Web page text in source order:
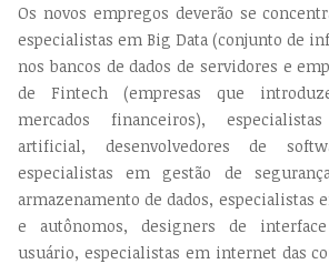
Os novos empregos deverão se
especialistas em Big Data (conjunto de
nos bancos de dados de servidores e
de Fintech (empresas que
mercados financeiros),
artificial, desenvolvedores de
especialistas em gestão de
armazenamento de dados, especialistas
e autônomos, designers de
usuário, especialistas em internet das